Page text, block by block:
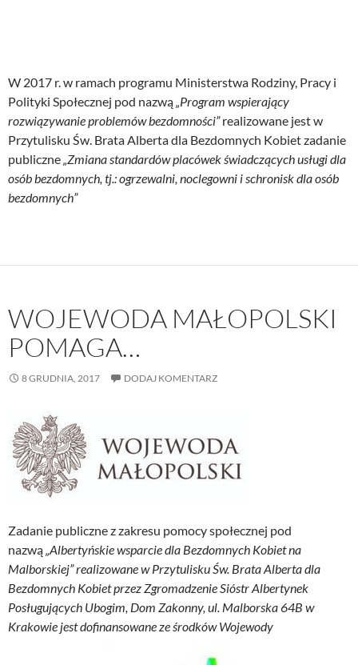
W 2017 r. w ramach programu Ministerstwa Rodziny, Pracy i
Polityki Społecznej pod nazwą„Program wspierający
rozwiązywanie problemów bezdomności”realizowane jest w
Przytulisku Św. Brata Alberta dla Bezdomnych Kobiet zadanie
publiczne„Zmiana standardów placówek świadczących usługi dla
osób bezdomnych, tj.: ogrzewalni, noclegowni i schronisk dla osób
bezdomnych”
WOJEWODA MAŁOPOLSKI
POMAGA…
8 GRUDNIA, 2017 DODAJ KOMENTARZ
Zadanie publiczne z zakresu pomocy społecznej pod
nazwą„Albertyńskie wsparcie dla Bezdomnych Kobiet na
Malborskiej” realizowane w Przytulisku Św. Brata Alberta dla
Bezdomnych Kobiet przez Zgromadzenie Sióstr Albertynek
Posługujących Ubogim, Dom Zakonny, ul. Malborska 64B w
Krakowie jest dofinansowane ze środków Wojewody